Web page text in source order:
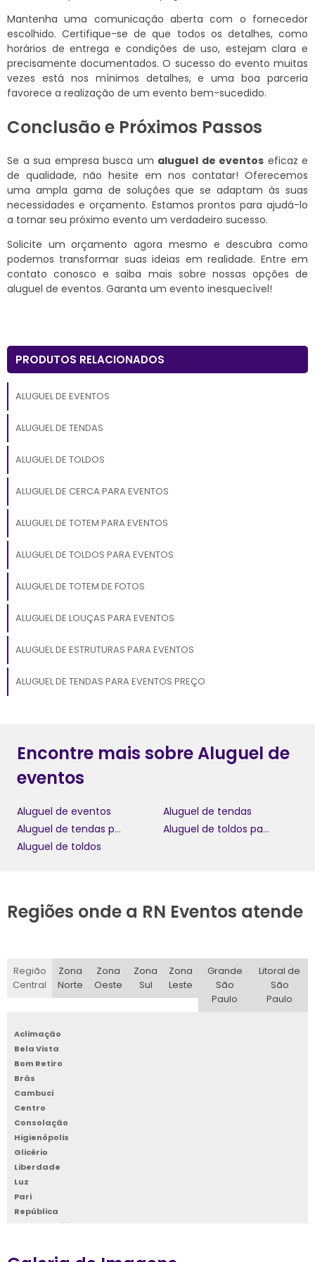
Mantenha uma comunicação aberta com o fornecedor
escolhido. Certifique-se de que todos os detalhes, como
horários de entrega e condições de uso, estejam clara e
precisamente documentados. O sucesso do evento muitas
vezes está nos mínimos detalhes, e uma boa parceria
favorece a realização de um evento bem-sucedido.
Conclusão e Próximos Passos
Se a sua empresa busca um aluguel de eventos eficaz e
de qualidade, não hesite em nos contatar! Oferecemos
uma ampla gama de soluções que se adaptam às suas
necessidades e orçamento. Estamos prontos para ajudá-lo
a tornar seu próximo evento um verdadeiro sucesso.
Solicite um orçamento agora mesmo e descubra como
podemos transformar suas ideias em realidade. Entre em
contato conosco e saiba mais sobre nossas opções de
aluguel de eventos. Garanta um evento inesquecível!
PRODUTOS RELACIONADOS
ALUGUEL DE EVENTOS
ALUGUEL DE TENDAS
ALUGUEL DE TOLDOS
ALUGUEL DE CERCA PARA EVENTOS
ALUGUEL DE TOTEM PARA EVENTOS
ALUGUEL DE TOLDOS PARA EVENTOS
ALUGUEL DE TOTEM DE FOTOS
ALUGUEL DE LOUÇAS PARA EVENTOS
ALUGUEL DE ESTRUTURAS PARA EVENTOS
ALUGUEL DE TENDAS PARA EVENTOS PREÇO
Encontre mais sobre Aluguel de
eventos
Aluguel de eventos
Aluguel de tendas
Aluguel de tendas para eventos preço
Aluguel de toldos para eventos
Aluguel de toldos
Regiões onde a RN Eventos atende
Região
Central
Zona
Norte
Zona
Oeste
Zona
Sul
Zona
Leste
Grande
São
Paulo
Litoral de
São
Paulo
Aclimação
Bela Vista
Bom Retiro
Brás
Cambuci
Centro
Consolação
Higienópolis
Glicério
Liberdade
Luz
Pari
República
Santa Cecília
Sé